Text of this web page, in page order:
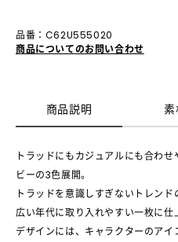
品番：C62U555020
商品についてのお問い合わせ
商品説明
トラッドにもカジュアルにも合わ
ビーの3色展開。
トラッドを意識しすぎないトレン
広い年代に取り入れやすい一枚に仕
デザインには、キャラクターのア